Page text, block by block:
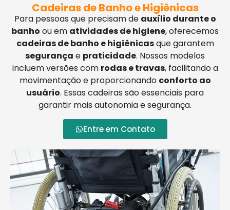
Cadeiras de Banho e Higiênicas
Para pessoas que precisam de auxílio durante o
banho ou em atividades de higiene, oferecemos
cadeiras de banho e higiênicasque garantem
segurança e praticidade. Nossos modelos
incluem versões com rodas e travas, facilitando a
movimentação e proporcionando conforto ao
usuário. Essas cadeiras são essenciais para
garantir mais autonomia e segurança.
Entre em Contato